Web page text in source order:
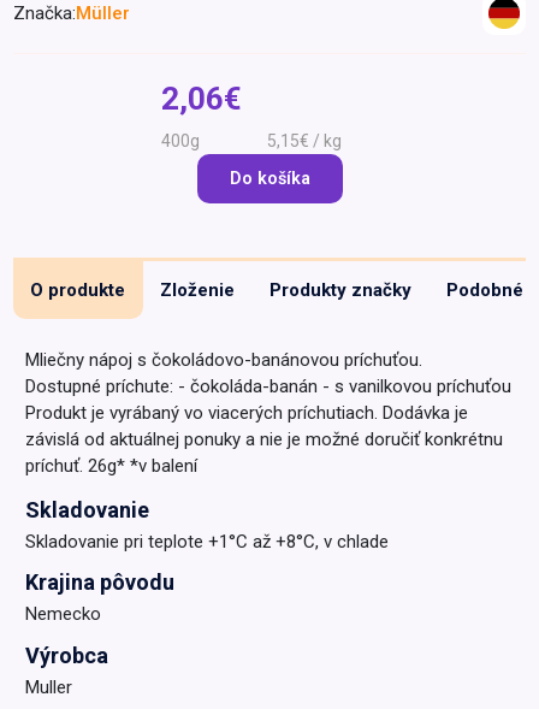
Drogéria a kozmetika
Domácnosť a kancelária
Značka:Müller
2,06€
400g 5,15€ / kg
Do košíka
O produkte Zloženie Produkty značky Podobné
Mliečny nápoj s čokoládovo-banánovou príchuťou.
Dostupné príchute: - čokoláda-banán - s vanilkovou príchuťou
Produkt je vyrábaný vo viacerých príchutiach. Dodávka je
závislá od aktuálnej ponuky a nie je možné doručiť konkrétnu
príchuť. 26g* *v balení
Skladovanie
Skladovanie pri teplote +1°C až +8°C, v chlade
Krajina pôvodu
Nemecko
Výrobca
Muller